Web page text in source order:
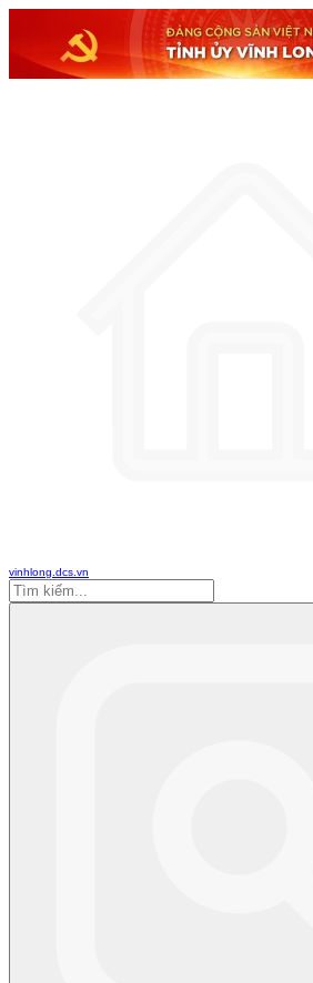
vinhlong.dcs.vn